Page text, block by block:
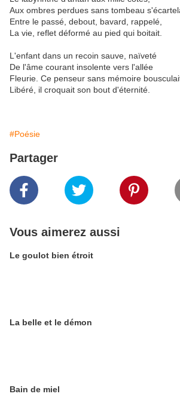
Aux ombres perdues sans tombeau
Entre le passé, debout, bavard, rappelé,
La vie, reflet déformé au pied qui boitait.
L'enfant dans un recoin sauve, naïveté
De l'âme courant insolente vers l'allée
Fleurie. Ce penseur sans mémoire
Libéré, il croquait son bout d'éternité.
#Poésie
Partager
Vous aimerez aussi
Le goulot bien étroit
La belle et le démon
Bain de miel